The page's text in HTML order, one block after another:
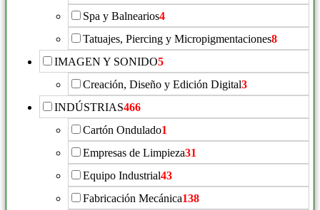
Spa y Balnearios4
Tatuajes, Piercing y Micropigmentaciones8
IMAGEN Y SONIDO5
Creación, Diseño y Edición Digital3
INDÚSTRIAS466
Cartón Ondulado1
Empresas de Limpieza31
Equipo Industrial43
Fabricación Mecánica138